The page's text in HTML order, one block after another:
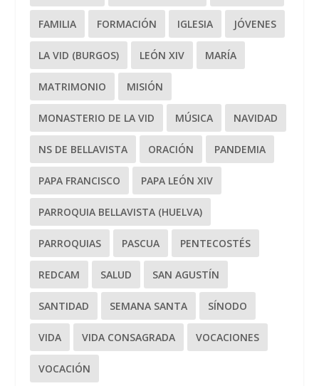
FAMILIA FORMACIÓN IGLESIA JÓVENES
LA VID (BURGOS) LEÓN XIV MARÍA
MATRIMONIO MISIÓN
MONASTERIO DE LA VID MÚSICA NAVIDAD
NS DE BELLAVISTA ORACIÓN PANDEMIA
PAPA FRANCISCO PAPA LEÓN XIV
PARROQUIA BELLAVISTA (HUELVA)
PARROQUIAS PASCUA PENTECOSTÉS
REDCAM SALUD SAN AGUSTÍN
SANTIDAD SEMANA SANTA SÍNODO
VIDA VIDA CONSAGRADA VOCACIONES
VOCACIÓN